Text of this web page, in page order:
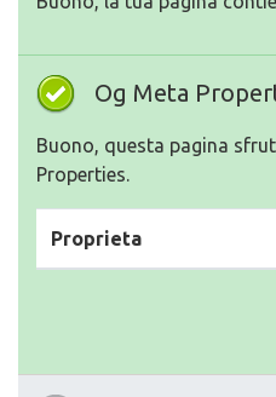
Og Meta
Buono, questa pagina
Properties.
Proprieta